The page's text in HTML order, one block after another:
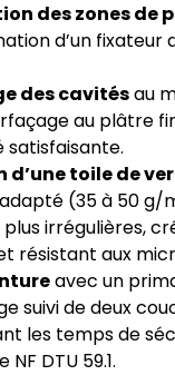
des zones de
d’un fixateur
des cavitésau
au plâtre
satisfaisante.
toile de
(35 à 50 g/
irrégulières,
résistant aux
avec un
suivi de deux
les temps de
DTU 59.1.